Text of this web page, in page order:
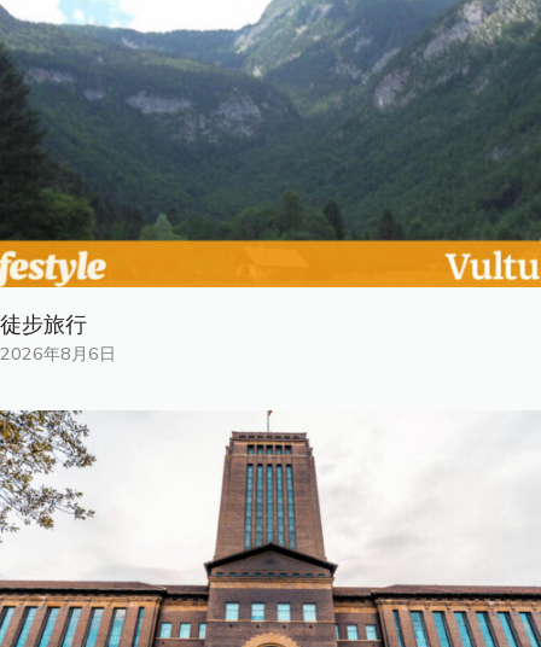
徒步旅行
2026年8月6日